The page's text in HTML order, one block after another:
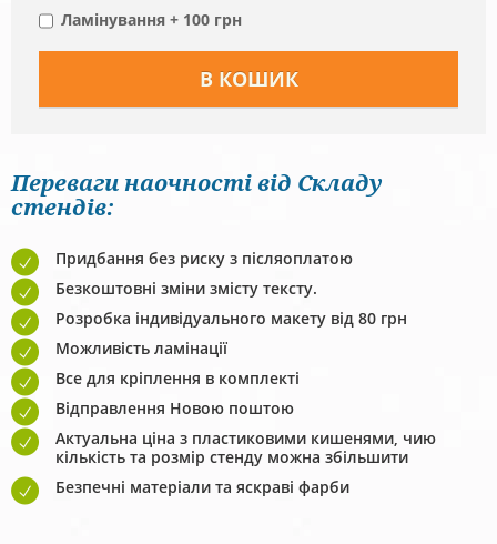
Ламінування + 100 грн
Переваги наочності від Складу
стендів:
Придбання без риску з післяоплатою
Безкоштовні зміни змісту тексту.
Розробка індивідуального макету від 80 грн
Можливість ламінації
Все для кріплення в комплекті
Відправлення Новою поштою
Актуальна ціна з пластиковими кишенями, чию
кількість та розмір стенду можна збільшити
Безпечні матеріали та яскраві фарби